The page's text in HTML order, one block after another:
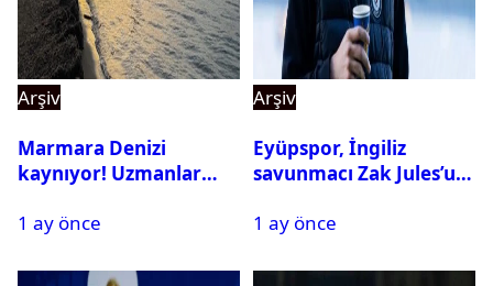
Arşiv
Marmara Denizi
kaynıyor! Uzmanlar
1 ay önce
Arşiv
Eyüpspor, İngiliz
savunmacı Zak Jules’u
1 ay önce